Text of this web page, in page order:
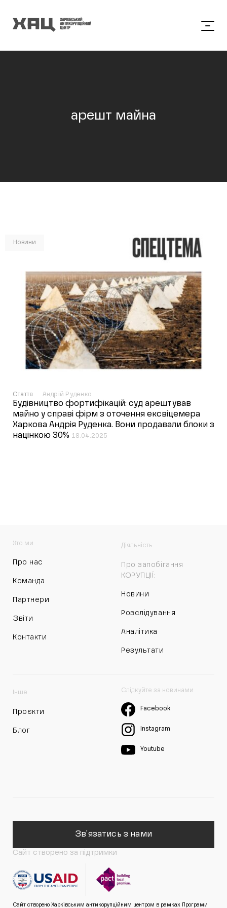
арешт майна
Новини
Стаття Андрій Руденко
Будівництво фортифікацій: суд арештував
майно у справі фірм з оточення ексвіцемера
Харкова Андрія Руденка. Вони продавали блоки з
націнкою 30% 18.04.2025
Хто ми
Про нас
Команда
Партнери
Звіти
Контакти
Діяльність
Про запобігання
КОРУПЦІЇ:
Новини
Розслідування
Аналітика
Результати
Інше
Проєкти
Блог
Слідкуйте за новинами
Facebook
Instagram
Youtube
Зв'язатись з нами
Сайт створено за підтримки
Сайт створено Харківським антикорупційним центром в рамках Програми